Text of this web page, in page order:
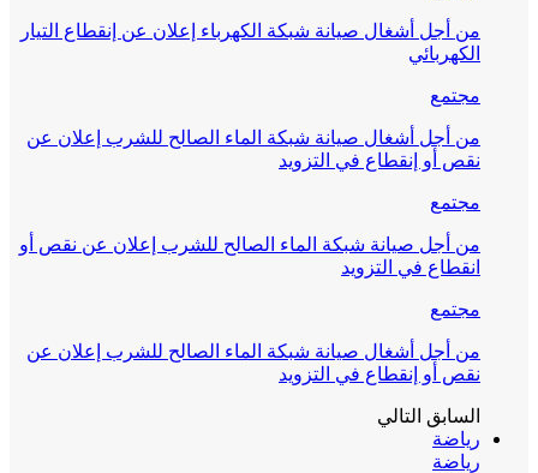
من أجل أشغال صيانة شبكة الكهرباء إعلان عن إنقطاع التيار
الكهربائي
مجتمع
من أجل أشغال صيانة شبكة الماء الصالح للشرب إعلان عن
نقص أو إنقطاع في التزويد
مجتمع
من أجل صيانة شبكة الماء الصالح للشرب إعلان عن نقص أو
انقطاع في التزويد
مجتمع
من أجل أشغال صيانة شبكة الماء الصالح للشرب إعلان عن
نقص أو إنقطاع في التزويد
السابق التالي
رياضة
رياضة